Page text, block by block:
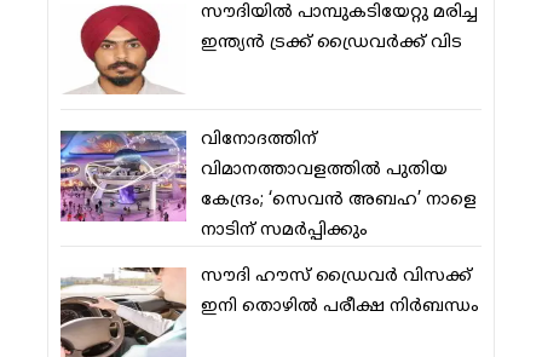
സൗദിയിൽ പാമ്പുകടിയേറ്റു മരിച്ച
ഇന്ത്യൻ ട്രക്ക് ഡ്രൈവർക്ക് വിട
വിനോദത്തിന്
വിമാനത്താവളത്തില്‍ പുതിയ
കേന്ദ്രം; ‘സെവന്‍ അബഹ’ നാളെ
നാടിന് സമര്‍പ്പിക്കും
സൗദി ഹൗസ് ഡ്രൈവര്‍ വിസക്ക്
ഇനി തൊഴില്‍ പരീക്ഷ നിര്‍ബന്ധം